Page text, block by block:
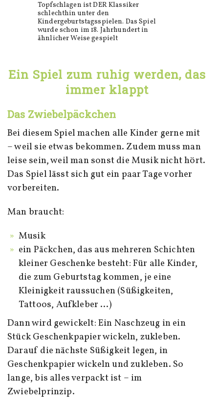
Topfschlagen ist DER Klassiker
schlechthin unter den
Kindergeburtstagsspielen. Das Spiel
wurde schon im 18. Jahrhundert in
ähnlicher Weise gespielt
Ein Spiel zum ruhig werden, das
immer klappt
Das Zwiebelpäckchen
Bei diesem Spiel machen alle Kinder gerne mit
– weil sie etwas bekommen. Zudem muss man
leise sein, weil man sonst die Musik nicht hört.
Das Spiel lässt sich gut ein paar Tage vorher
vorbereiten.
Man braucht:
Musik
ein Päckchen, das aus mehreren Schichten
kleiner Geschenke besteht: Für alle Kinder,
die zum Geburtstag kommen, je eine
Kleinigkeit raussuchen (Süßigkeiten,
Tattoos, Aufkleber …)
Dann wird gewickelt: Ein Naschzeug in ein
Stück Geschenkpapier wickeln, zukleben.
Darauf die nächste Süßigkeit legen, in
Geschenkpapier wickeln und zukleben. So
lange, bis alles verpackt ist – im
Zwiebelprinzip.